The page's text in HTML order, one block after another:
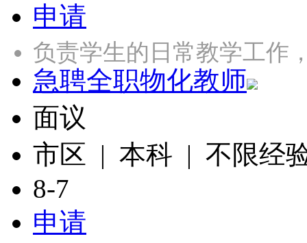
申请
负责学生的日常教学工
急聘全职物化教师
面议
市区 | 本科 | 不限经
8-7
申请